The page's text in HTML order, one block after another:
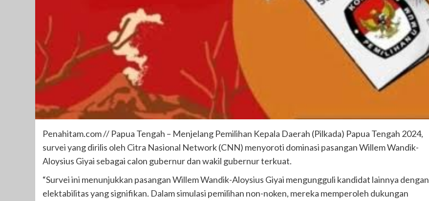
Penahitam.com // Papua Tengah – Menjelang Pemilihan Kepala Daerah (Pilkada) Papua Tengah 2024,
survei yang dirilis oleh Citra Nasional Network (CNN) menyoroti dominasi pasangan Willem Wandik-
Aloysius Giyai sebagai calon gubernur dan wakil gubernur terkuat.
“Survei ini menunjukkan pasangan Willem Wandik-Aloysius Giyai mengungguli kandidat lainnya dengan
elektabilitas yang signifikan. Dalam simulasi pemilihan non-noken, mereka memperoleh dukungan